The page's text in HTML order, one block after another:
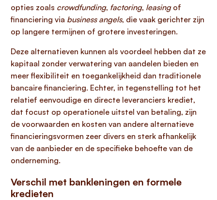
opties zoals crowdfunding, factoring, leasingof
financiering via business angels, die vaak gerichter zijn
op langere termijnen of grotere investeringen.
Deze alternatieven kunnen als voordeel hebben dat ze
kapitaal zonder verwatering van aandelen bieden en
meer flexibiliteit en toegankelijkheid dan traditionele
bancaire financiering. Echter, in tegenstelling tot het
relatief eenvoudige en directe leveranciers krediet,
dat focust op operationele uitstel van betaling, zijn
de voorwaarden en kosten van andere alternatieve
financieringsvormen zeer divers en sterk afhankelijk
van de aanbieder en de specifieke behoefte van de
onderneming.
Verschil met bankleningen en formele
kredieten